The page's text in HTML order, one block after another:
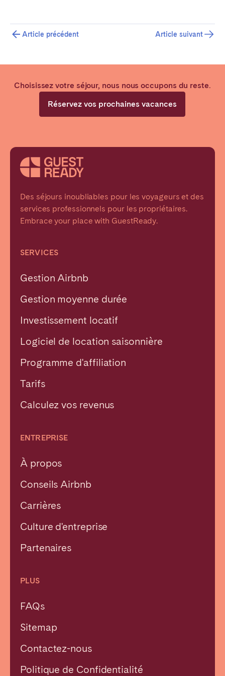
Article précédent Article suivant
Choisissez votre séjour, nous nous occupons du reste.
Réservez vos prochaines vacances
Des séjours inoubliables pour les voyageurs et des
services professionnels pour les propriétaires.
Embrace your place with GuestReady.
SERVICES
Gestion Airbnb
Gestion moyenne durée
Investissement locatif
Logiciel de location saisonnière
Programme d'affiliation
Tarifs
Calculez vos revenus
ENTREPRISE
À propos
Conseils Airbnb
Carrières
Culture d'entreprise
Partenaires
PLUS
FAQs
Sitemap
Contactez-nous
Politique de Confidentialité